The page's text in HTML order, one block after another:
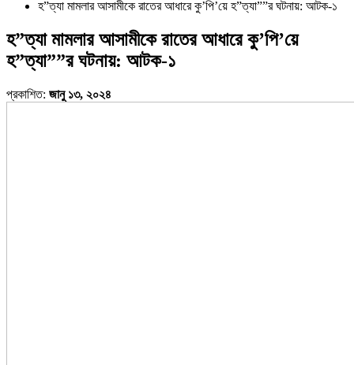
হ”ত্যা মামলার আসামীকে রাতের আধারে কু’পি’য়ে হ”ত্যা””র ঘটনায়: আটক-১
হ”ত্যা মামলার আসামীকে রাতের আধারে কু’পি’য়ে
হ”ত্যা””র ঘটনায়: আটক-১
প্রকাশিত: জানু ১৩, ২০২৪